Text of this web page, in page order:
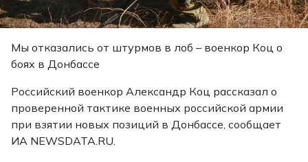
Мы отказались от штурмов в лоб – военкор Коц о
боях в Донбассе
Российский военкор Александр Коц рассказал о
проверенной тактике военных российской армии
при взятии новых позиций в Донбассе, сообщает
ИА NEWSDATA.RU.